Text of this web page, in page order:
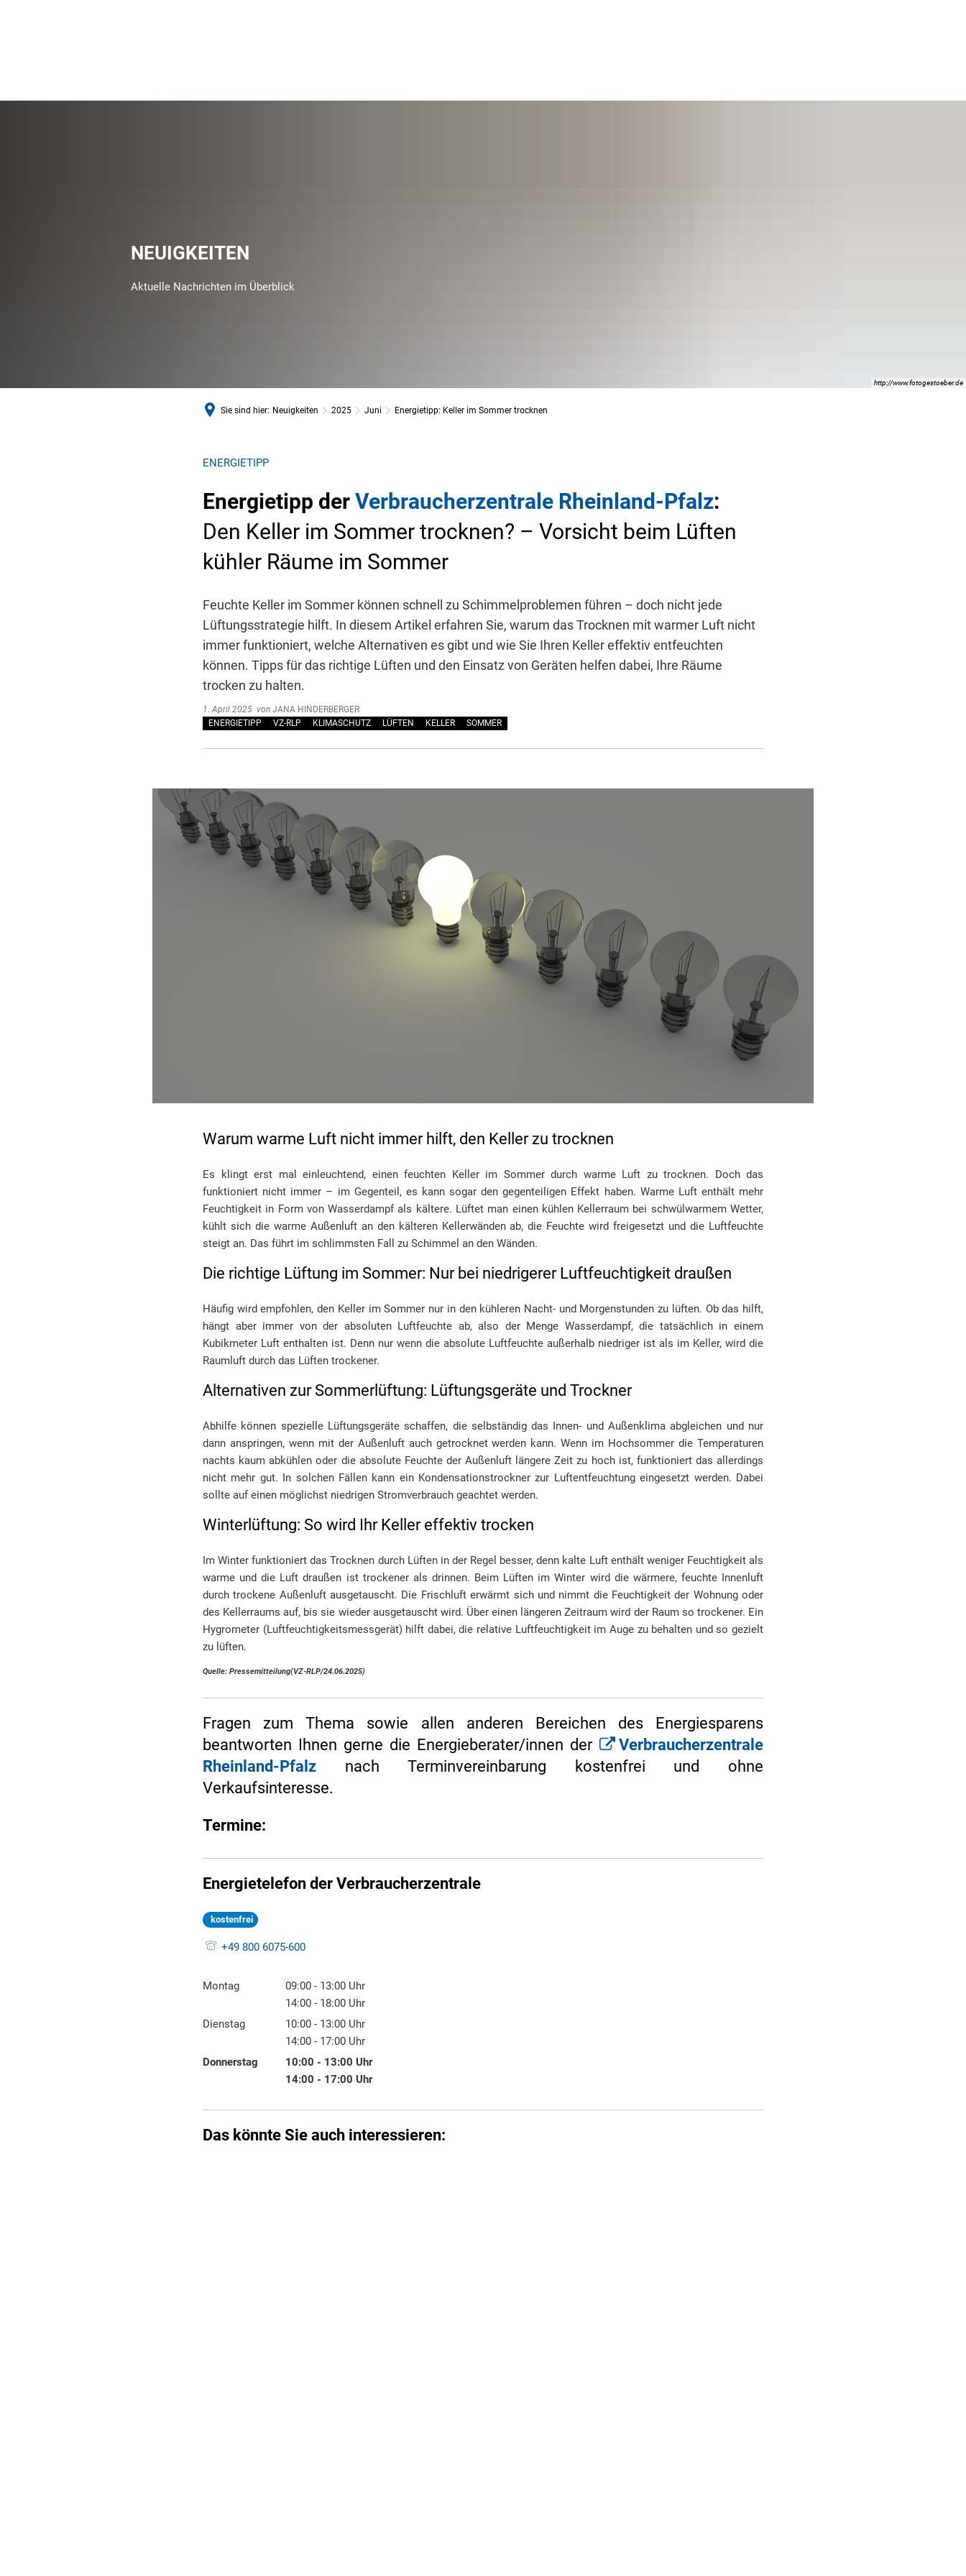
http://www.fotogestoeber.de
NEUIGKEITEN
Aktuelle Nachrichten im Überblick
Sie sind hier: Neuigkeiten 2025 Juni Energietipp: Keller im Sommer trocknen
ENERGIETIPP
Energietipp der Verbraucherzentrale Rheinland-Pfalz:
Den Keller im Sommer trocknen? – Vorsicht beim Lüften
kühler Räume im Sommer
Feuchte Keller im Sommer können schnell zu Schimmelproblemen führen – doch nicht jede
Lüftungsstrategie hilft. In diesem Artikel erfahren Sie, warum das Trocknen mit warmer Luft nicht
immer funktioniert, welche Alternativen es gibt und wie Sie Ihren Keller effektiv entfeuchten
können. Tipps für das richtige Lüften und den Einsatz von Geräten helfen dabei, Ihre Räume
trocken zu halten.
1. April 2025 von JANA HINDERBERGER
ENERGIETIPP
VZ-RLP KLIMASCHUTZ LÜFTEN KELLER SOMMER
Warum warme Luft nicht immer hilft, den Keller zu trocknen
Es klingt erst mal einleuchtend, einen feuchten Keller im Sommer durch warme Luft zu trocknen. Doch das
funktioniert nicht immer – im Gegenteil, es kann sogar den gegenteiligen Effekt haben. Warme Luft enthält mehr
Feuchtigkeit in Form von Wasserdampf als kältere. Lüftet man einen kühlen Kellerraum bei schwülwarmem Wetter,
kühlt sich die warme Außenluft an den kälteren Kellerwänden ab, die Feuchte wird freigesetzt und die Luftfeuchte
steigt an. Das führt im schlimmsten Fall zu Schimmel an den Wänden.
Die richtige Lüftung im Sommer: Nur bei niedrigerer Luftfeuchtigkeit draußen
Häufig wird empfohlen, den Keller im Sommer nur in den kühleren Nacht- und Morgenstunden zu lüften. Ob das hilft,
hängt aber immer von der absoluten Luftfeuchte ab, also der Menge Wasserdampf, die tatsächlich in einem
Kubikmeter Luft enthalten ist. Denn nur wenn die absolute Luftfeuchte außerhalb niedriger ist als im Keller, wird die
Raumluft durch das Lüften trockener.
Alternativen zur Sommerlüftung: Lüftungsgeräte und Trockner
Abhilfe können spezielle Lüftungsgeräte schaffen, die selbständig das Innen- und Außenklima abgleichen und nur
dann anspringen, wenn mit der Außenluft auch getrocknet werden kann. Wenn im Hochsommer die Temperaturen
nachts kaum abkühlen oder die absolute Feuchte der Außenluft längere Zeit zu hoch ist, funktioniert das allerdings
nicht mehr gut. In solchen Fällen kann ein Kondensationstrockner zur Luftentfeuchtung eingesetzt werden. Dabei
sollte auf einen möglichst niedrigen Stromverbrauch geachtet werden.
Winterlüftung: So wird Ihr Keller effektiv trocken
Im Winter funktioniert das Trocknen durch Lüften in der Regel besser, denn kalte Luft enthält weniger Feuchtigkeit als
warme und die Luft draußen ist trockener als drinnen. Beim Lüften im Winter wird die wärmere, feuchte Innenluft
durch trockene Außenluft ausgetauscht. Die Frischluft erwärmt sich und nimmt die Feuchtigkeit der Wohnung oder
des Kellerraums auf, bis sie wieder ausgetauscht wird. Über einen längeren Zeitraum wird der Raum so trockener. Ein
Hygrometer (Luftfeuchtigkeitsmessgerät) hilft dabei, die relative Luftfeuchtigkeit im Auge zu behalten und so gezielt
zu lüften.
Quelle: Pressemitteilung(VZ-RLP/24.06.2025)
Fragen zum Thema sowie allen anderen Bereichen des Energiesparens
beantworten Ihnen gerne die Energieberater/innen der
Verbraucherzentrale
Rheinland-Pfalz nach Terminvereinbarung kostenfrei und ohne
Verkaufsinteresse.
Termine:
Energietelefon der Verbraucherzentrale
kostenfrei
+49 800 6075-600
Montag 09:00 - 13:00 Uhr
Von 09:00 bis 13:00 Uhr
14:00 - 18:00 Uhr
Von 14:00 bis 18:00 Uhr
Dienstag 10:00 - 13:00 Uhr
Von 10:00 bis 13:00 Uhr
14:00 - 17:00 Uhr
Von 14:00 bis 17:00 Uhr
Donnerstag 10:00 - 13:00 Uhr
Von 10:00 bis 13:00 Uhr
14:00 - 17:00 Uhr
Das könnte Sie auch interessieren: